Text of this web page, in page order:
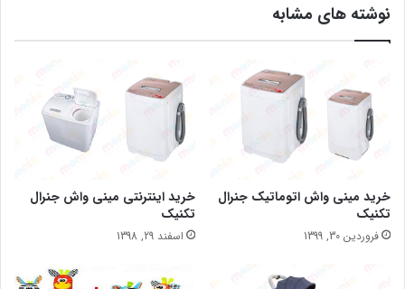
نوشته های مشابه
خرید مینی واش اتوماتیک جنرال
تکنیک
فروردین 30, 1399
خرید اینترنتی مینی واش جنرال
تکنیک
اسفند 29, 1398